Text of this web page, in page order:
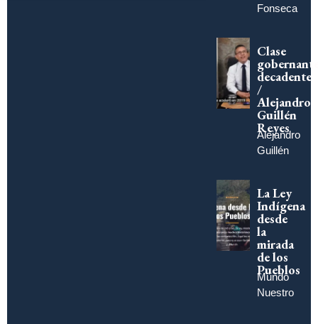
Fonseca
Clase
decadente
/
Alejandro
Guillén
Reyes
Alejandro
Guillén
La Ley
Indígena
desde
la
mirada
de los
Pueblos
Mundo
Nuestro